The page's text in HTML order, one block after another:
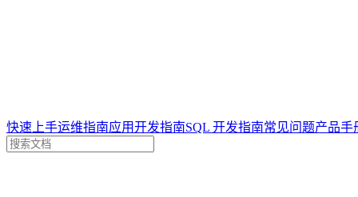
快速上手运维指南应用开发指南SQL 开发指南常见问题产品手